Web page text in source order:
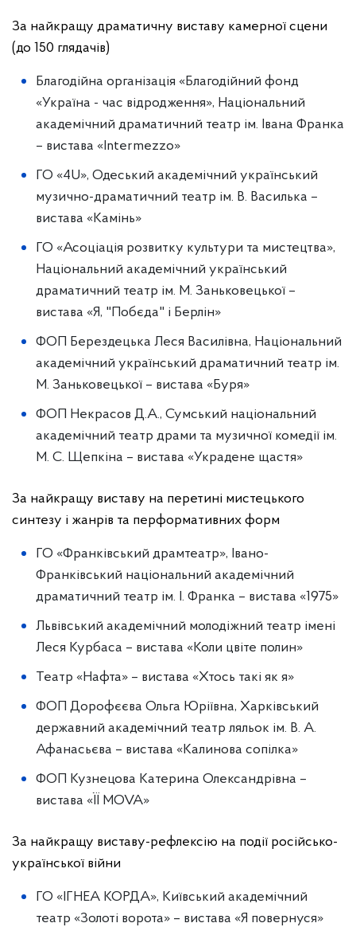
За найкращу драматичну виставу камерної сцени
(до 150 глядачів)
Благодійна організація «Благодійний фонд
«Україна - час відродження», Національний
академічний драматичний театр ім. Івана Франка
– вистава «Іntermezzo»
ГО «4U», Одеський академічний український
музично-драматичний театр ім. В. Василька –
вистава «Камінь»
ГО «Асоціація розвитку культури та мистецтва»,
Національний академічний український
драматичний театр ім. М. Заньковецької –
вистава «Я, "Побєда" і Берлін»
ФОП Берездецька Леся Василівна, Національний
академічний український драматичний театр ім.
М. Заньковецької – вистава «Буря»
ФОП Некрасов Д.А., Сумський національний
академічний театр драми та музичної комедії ім.
М. С. Щепкіна – вистава «Украдене щастя»
За найкращу виставу на перетині мистецького
синтезу і жанрів та перформативних форм
ГО «Франківський драмтеатр», Івано-
Франківський національний академічний
драматичний театр ім. І. Франка – вистава «1975»
Львівський академічний молодіжний театр імені
Леся Курбаса – вистава «Коли цвіте полин»
Театр «Нафта» – вистава «Хтось такі як я»
ФОП Дорофєєва Ольга Юріївна, Харківський
державний академічний театр ляльок ім. В. А.
Афанасьєва – вистава «Калинова сопілка»
ФОП Кузнецова Катерина Олександрівна –
вистава «ЇЇ MOVA»
За найкращу виставу-рефлексію на події російсько-
української війни
ГО «ІГНЕА КОРДА», Київський академічний
театр «Золоті ворота» – вистава «Я повернуся»